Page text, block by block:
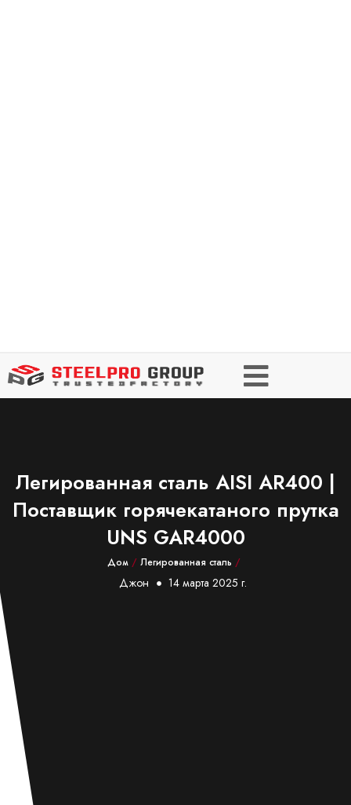
Легированная сталь AISI AR400 |
Поставщик горячекатаного прутка
UNS GAR4000
Дом / Легированная сталь /
Джон 14 марта 2025 г.